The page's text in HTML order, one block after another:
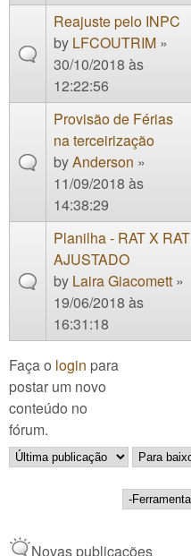
Reajuste pelo INPC
by LFCOUTRIM »
30/10/2018 às
12:22:56
Provisão de Férias
na terceirização
byAnderson »
11/09/2018 às
14:38:29
Planilha - RAT X RAT
AJUSTADO
by Laira Giacomett »
19/06/2018 às
16:31:18
Faça o login para
postar um novo
conteúdo no
fórum.
Order by
Ordenar
Novas publicações